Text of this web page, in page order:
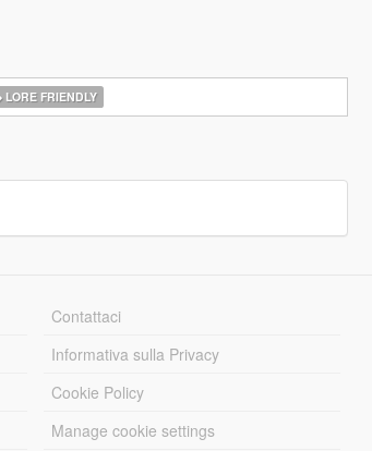
LORE FRIENDLY
Contattaci
Informativa sulla Privacy
Cookie Policy
Manage cookie settings